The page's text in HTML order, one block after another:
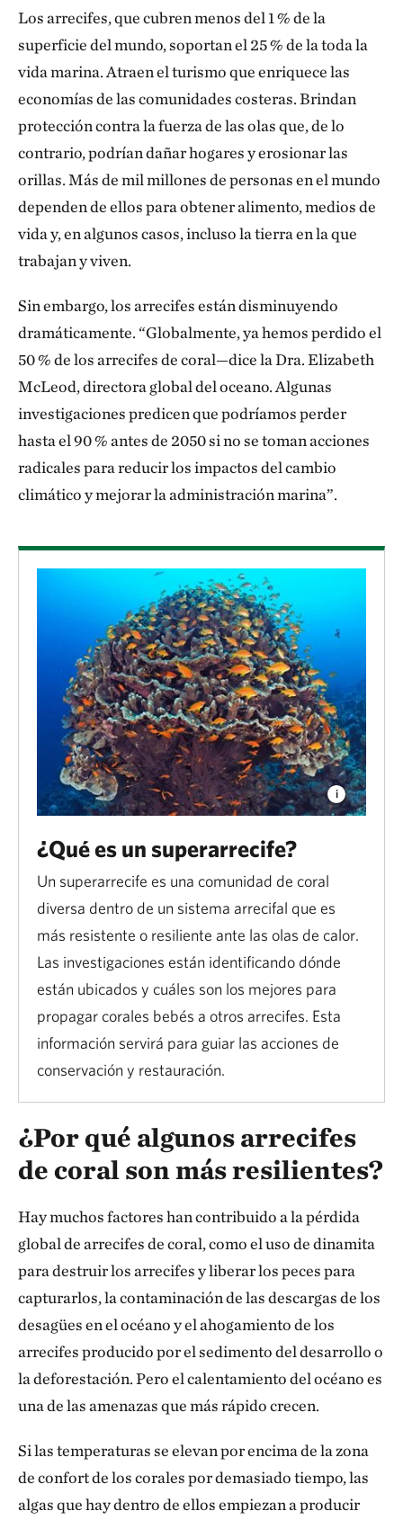
Los arrecifes, que cubren menos del 1 % de la
superficie del mundo, soportan el 25 % de la toda la
vida marina. Atraen el turismo que enriquece las
economías de las comunidades costeras. Brindan
protección contra la fuerza de las olas que, de lo
contrario, podrían dañar hogares y erosionar las
orillas. Más de mil millones de personas en el mundo
dependen de ellos para obtener alimento, medios de
vida y, en algunos casos, incluso la tierra en la que
trabajan y viven.
Sin embargo, los arrecifes están disminuyendo
dramáticamente. “Globalmente, ya hemos perdido el
50 % de los arrecifes de coral—dice la Dra. Elizabeth
McLeod, directora global del oceano. Algunas
investigaciones predicen que podríamos perder
hasta el 90 % antes de 2050 si no se toman acciones
radicales para reducir los impactos del cambio
climático y mejorar la administración marina”.
¿Qué es un superarrecife?
Un superarrecife es una comunidad de coral
diversa dentro de un sistema arrecifal que es
más resistente o resiliente ante las olas de calor.
Las investigaciones están identificando dónde
están ubicados y cuáles son los mejores para
propagar corales bebés a otros arrecifes. Esta
información servirá para guiar las acciones de
conservación y restauración.
¿Por qué algunos arrecifes
de coral son más resilientes?
Hay muchos factores han contribuido a la pérdida
global de arrecifes de coral, como el uso de dinamita
para destruir los arrecifes y liberar los peces para
capturarlos, la contaminación de las descargas de los
desagües en el océano y el ahogamiento de los
arrecifes producido por el sedimento del desarrollo o
la deforestación. Pero el calentamiento del océano es
una de las amenazas que más rápido crecen.
Si las temperaturas se elevan por encima de la zona
de confort de los corales por demasiado tiempo, las
algas que hay dentro de ellos empiezan a producir